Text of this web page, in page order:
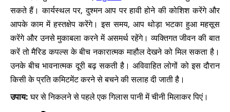
सकते हैं। कार्यस्थल पर, दुश्मन आप पर हावी होने की कोशिश करेंगे और
आपके काम में हस्तक्षेप करेंगे। इस समय, आप थोड़ा भटका हुआ महसूस
करेंगे और उनसे मुकाबला करने में असमर्थ रहेंगे। व्यक्तिगत जीवन की बात
करें तो मैरिड कपल्स के बीच नकारात्मक माहौल देखने को मिल सकता है।
उनके बीच भावनात्मक दूरी बढ़ सकती है। अविवाहित लोगों को इस दौरान
किसी के प्रति कमिटमेंट करने से बचने की सलाह दी जाती है।
उपाय:घर से निकलने से पहले एक गिलास पानी में चीनी मिलाकर पिएं।